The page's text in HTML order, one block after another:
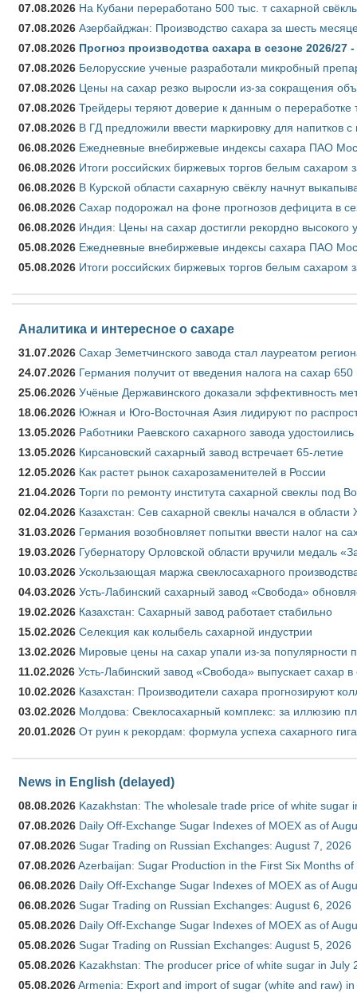
07.08.2026 На Кубани переработано 500 тыс. т сахарной
07.08.2026 Азербайджан: Производство сахара за шесть
07.08.2026 Прогноз производства сахара в сезоне 2026/
07.08.2026 Белорусские ученые разработали микробный
07.08.2026 Цены на сахар резко выросли из-за сокращения
07.08.2026 Трейдеры теряют доверие к данным о переработке
07.08.2026 В ГД предложили ввести маркировку для напитков
06.08.2026 Ежедневные внебиржевые индексы сахара ПАО
06.08.2026 Итоги российских биржевых торгов белым сахаром
06.08.2026 В Курской области сахарную свёклу начнут
06.08.2026 Сахар подорожал на фоне прогнозов дефицита в
06.08.2026 Индия: Цены на сахар достигли рекордно высокого
05.08.2026 Ежедневные внебиржевые индексы сахара ПАО
05.08.2026 Итоги российских биржевых торгов белым сахаром
Аналитика и интересное о сахаре
31.07.2026 Сахар Земетчинского завода стал лауреатом
24.07.2026 Германия получит от введения налога на сахар
25.06.2026 Учёные Державинского доказали эффективность
18.06.2026 Южная и Юго-Восточная Азия лидируют по
13.05.2026 Работники Раевского сахарного завода удостоились
13.05.2026 Кирсановский сахарный завод встречает 65-летие
12.05.2026 Как растет рынок сахарозаменителей в России
21.04.2026 Торги по ремонту института сахарной свеклы под
02.04.2026 Казахстан: Сев сахарной свеклы начался в области
31.03.2026 Германия возобновляет попытки ввести налог на
19.03.2026 Губернатору Орловской области вручили медаль
10.03.2026 Ускользающая маржа свеклосахарного
04.03.2026 Усть-Лабинский сахарный завод «Свобода»
19.02.2026 Казахстан: Сахарный завод работает стабильно
15.02.2026 Селекция как колыбель сахарной индустрии
13.02.2026 Мировые цены на сахар упали из-за популярности
11.02.2026 Усть-Лабинский завод «Свобода» выпускает сахар в
10.02.2026 Казахстан: Производители сахара прогнозируют
03.02.2026 Молдова: Свеклосахарный комплекс: за иллюзию
20.01.2026 От руин к рекордам: формула успеха сахарного
News in English (delayed)
08.08.2026 Kazakhstan: The wholesale trade price of white sugar
07.08.2026 Daily Off-Exchange Sugar Indexes of MOEX as of
07.08.2026 Sugar Trading on Russian Exchanges: August 7, 2026
07.08.2026Azerbaijan: Sugar Production in the First Six Months of
06.08.2026 Daily Off-Exchange Sugar Indexes of MOEX as of
06.08.2026 Sugar Trading on Russian Exchanges: August 6, 2026
05.08.2026 Daily Off-Exchange Sugar Indexes of MOEX as of
05.08.2026 Sugar Trading on Russian Exchanges: August 5, 2026
05.08.2026 Kazakhstan: The producer price of white sugar in July
05.08.2026Armenia: Export and import of sugar (white and raw)